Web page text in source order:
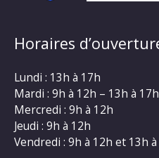
Horaires
Lundi : 13h à 17h
Mardi : 9h à 12h – 13h à 17h
Mercredi : 9h à 12h
Jeudi : 9h à 12h
Vendredi : 9h à 12h et 13h